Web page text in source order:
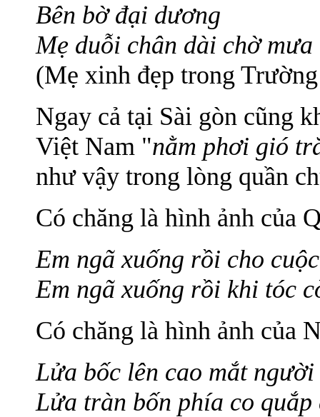
Bên bờ đại dương
Mẹ duỗi chân dài chờ mưa
(Mẹ xinh đẹp trong
Ngay cả tại Sài gòn cũng
Việt Nam "nằm phơi gió
như vậy trong lòng quần
Có chăng là hình ảnh của
Em ngã xuống rồi cho
Em ngã xuống rồi khi tóc
Có chăng là hình ảnh của
Lửa bốc lên cao mắt người
Lửa tràn bốn phía co quắp